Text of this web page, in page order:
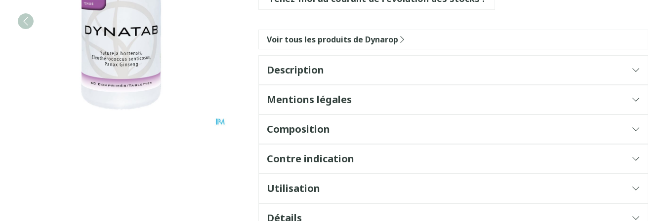
Voir tous les produits de Dynarop
Description
Mentions légales
Composition
Contre indication
Utilisation
Détails